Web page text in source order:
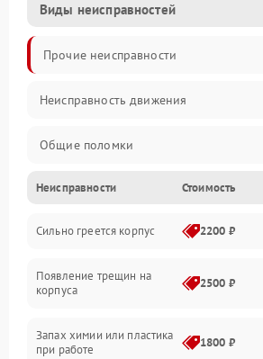
Виды неисправностей
Прочие неисправности
Неисправность движения
Общие поломки
Неисправность датчиков
Неисправность программного
Проблемы с сигналом
Неисправности Стоимость
Сильно греется корпус 2200 ₽
Появление трещин на
корпуса
2500 ₽
Запах химии или пластика
при работе
1800 ₽